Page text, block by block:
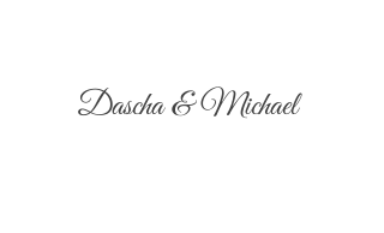
Dascha & Michael